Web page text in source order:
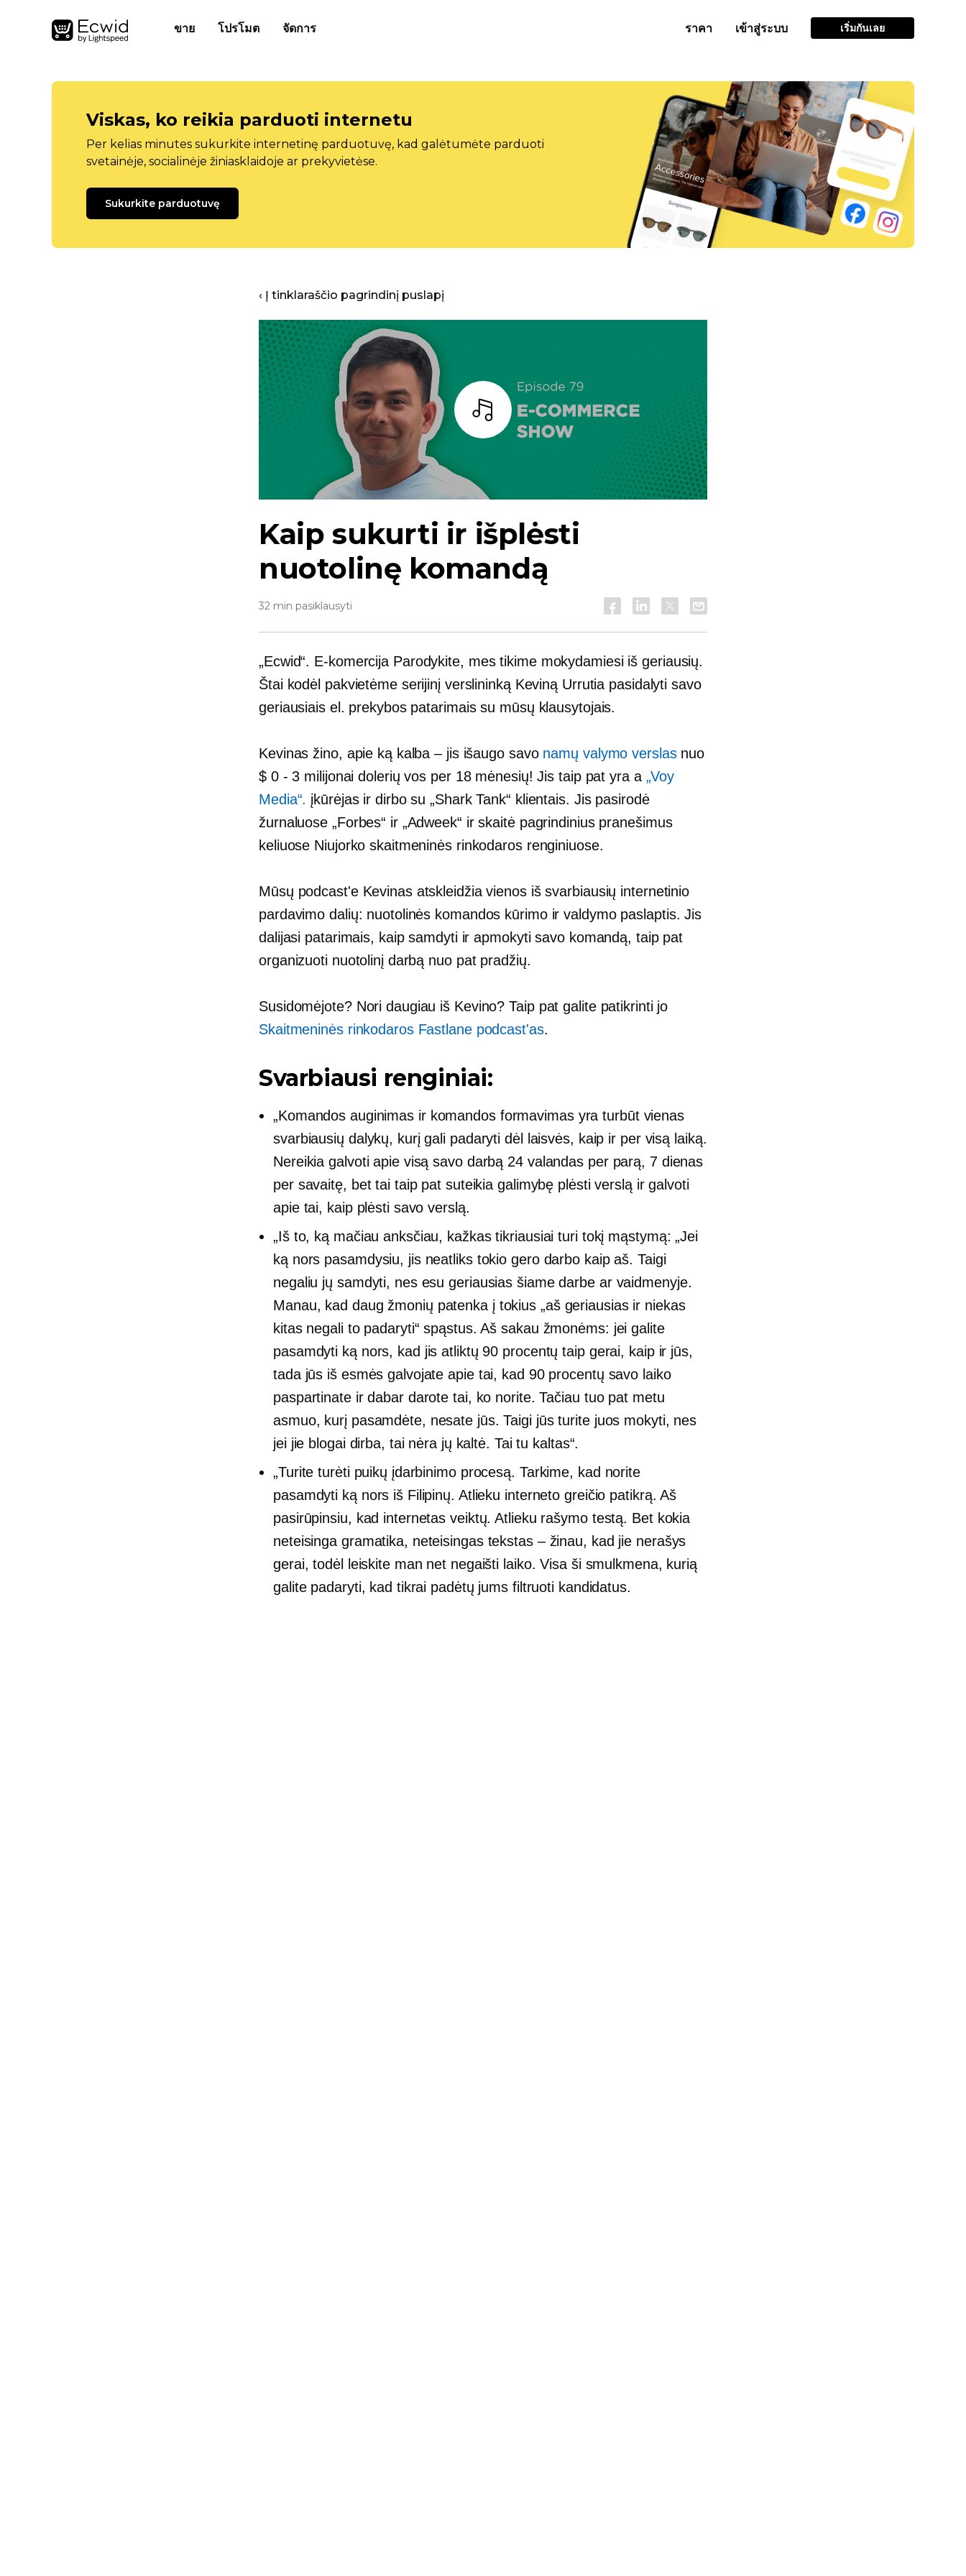
ขาย โปรโมต จัดการ ราคา เข้าสู่ระบบ เริ่มกันเลย
Viskas, ko reikia parduoti internetu
Per kelias minutes sukurkite internetinę parduotuvę, kad galėtumėte parduoti
svetainėje, socialinėje žiniasklaidoje ar prekyvietėse.
Sukurkite parduotuvę
‹ Į tinklaraščio pagrindinį puslapį
Kaip sukurti ir išplėsti
nuotolinę komandą
32 min pasiklausyti
„Ecwid“. E-komercija Parodykite, mes tikime mokydamiesi iš geriausių.
Štai kodėl pakvietėme serijinį verslininką Keviną Urrutia pasidalyti savo
geriausiais el. prekybos patarimais su mūsų klausytojais.
Kevinas žino, apie ką kalba – jis išaugo savo namų valymo verslasnuo
$ 0 - 3 milijonai dolerių vos per 18 mėnesių! Jis taip pat yra a „Voy
Media“. įkūrėjas ir dirbo su „Shark Tank“ klientais. Jis pasirodė
žurnaluose „Forbes“ ir „Adweek“ ir skaitė pagrindinius pranešimus
keliuose Niujorko skaitmeninės rinkodaros renginiuose.
Mūsų podcast'e Kevinas atskleidžia vienos iš svarbiausių internetinio
pardavimo dalių: nuotolinės komandos kūrimo ir valdymo paslaptis. Jis
dalijasi patarimais, kaip samdyti ir apmokyti savo komandą, taip pat
organizuoti nuotolinį darbą nuo pat pradžių.
Susidomėjote? Nori daugiau iš Kevino? Taip pat galite patikrinti jo
Skaitmeninės rinkodaros Fastlane podcast'as.
Svarbiausi renginiai:
„Komandos auginimas ir komandos formavimas yra turbūt vienas
svarbiausių dalykų, kurį gali padaryti dėl laisvės, kaip ir per visą laiką.
Nereikia galvoti apie visą savo darbą 24 valandas per parą, 7 dienas
per savaitę, bet tai taip pat suteikia galimybę plėsti verslą ir galvoti
apie tai, kaip plėsti savo verslą.
„Iš to, ką mačiau anksčiau, kažkas tikriausiai turi tokį mąstymą: „Jei
ką nors pasamdysiu, jis neatliks tokio gero darbo kaip aš. Taigi
negaliu jų samdyti, nes esu geriausias šiame darbe ar vaidmenyje.
Manau, kad daug žmonių patenka į tokius „aš geriausias ir niekas
kitas negali to padaryti“ spąstus. Aš sakau žmonėms: jei galite
pasamdyti ką nors, kad jis atliktų 90 procentų taip gerai, kaip ir jūs,
tada jūs iš esmės galvojate apie tai, kad 90 procentų savo laiko
paspartinate ir dabar darote tai, ko norite. Tačiau tuo pat metu
asmuo, kurį pasamdėte, nesate jūs. Taigi jūs turite juos mokyti, nes
jei jie blogai dirba, tai nėra jų kaltė. Tai tu kaltas“.
„Turite turėti puikų įdarbinimo procesą. Tarkime, kad norite
pasamdyti ką nors iš Filipinų. Atlieku interneto greičio patikrą. Aš
pasirūpinsiu, kad internetas veiktų. Atlieku rašymo testą. Bet kokia
neteisinga gramatika, neteisingas tekstas – žinau, kad jie nerašys
gerai, todėl leiskite man net negaišti laiko. Visa ši smulkmena, kurią
galite padaryti, kad tikrai padėtų jums filtruoti kandidatus.